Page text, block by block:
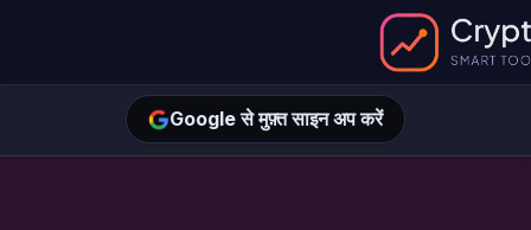
Google से मुफ़्त साइन अप करें